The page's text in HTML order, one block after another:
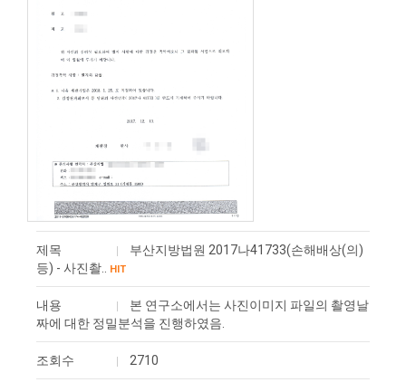
제목
부산지방법원 2017나41733(손해배상(의)
등) - 사진촬..
HIT
내용
본 연구소에서는 사진이미지 파일의 촬영날
짜에 대한 정밀분석을 진행하였음.
조회수 2710